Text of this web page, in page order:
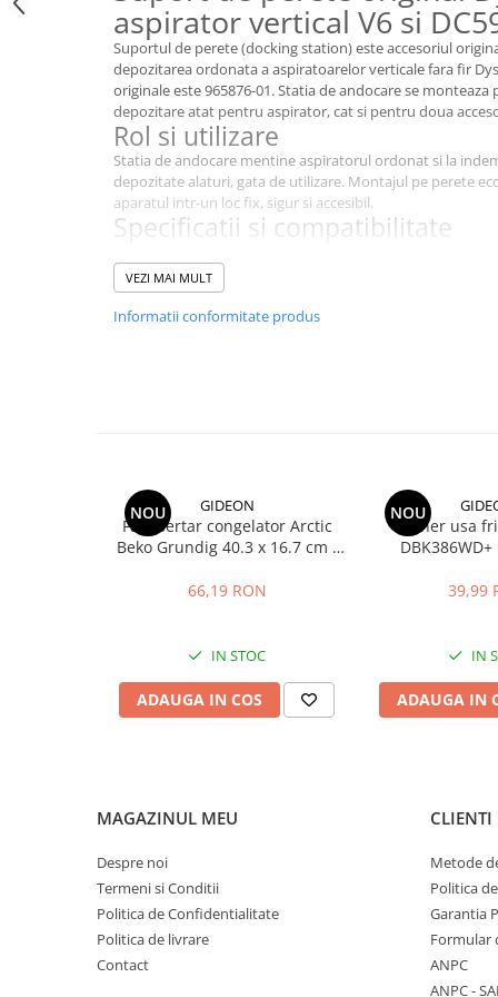
Dezinfectanti
Accesorii Audio Hi-Fi
Ingrijire personala
Produse pentru copii
GRUPA 0+1 2 3/ 0-36 kg / 0-12 ani
Jucarii si Jocuri
Baterii laptop
aspirator vertical V6 si
Suportul de perete (docking station) este accesoriul
depozitarea ordonata a aspiratoarelor verticale fara fir
originale este 965876-01. Statia de andocare se
depozitare atat pentru aspirator, cat si pentru doua
Rol si utilizare
Statia de andocare mentine aspiratorul ordonat si la
depozitate alaturi, gata de utilizare. Montajul pe perete
aparatul intr-un loc fix, sigur si accesibil.
Specificatii si compatibilitate
Depozitare: aspirator si 2 accesorii
Montaj: pe perete
Compatibilitate: Dyson V6 si Dyson DC59
VEZI MAI MULT
Informatii conformitate produs
NOU GIDEON
Fata sertar congelator Arctic
Beko Grundig 40.3 x 16.7 cm -
66,19 RON
IN STOC
ADAUGA IN COS
NOU
Maner usa
DBK386WD+
39,99
IN
ADAUGA IN
MAGAZINUL MEU
Despre noi
Termeni si Conditii
Politica de Confidentialitate
Politica de livrare
Contact
CLIENTI
Metode
Politica
Garantia
Formular
ANPC
ANPC -